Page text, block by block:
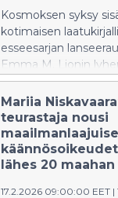
Kosmoksen syksy
kotimaisen
esseesarjan
Emma M. Lionin
päiväkirjojen kaksi
Mariia
teurastaja nousi
lähes 20 maahan
17.2.2026 09:00:00 EET |